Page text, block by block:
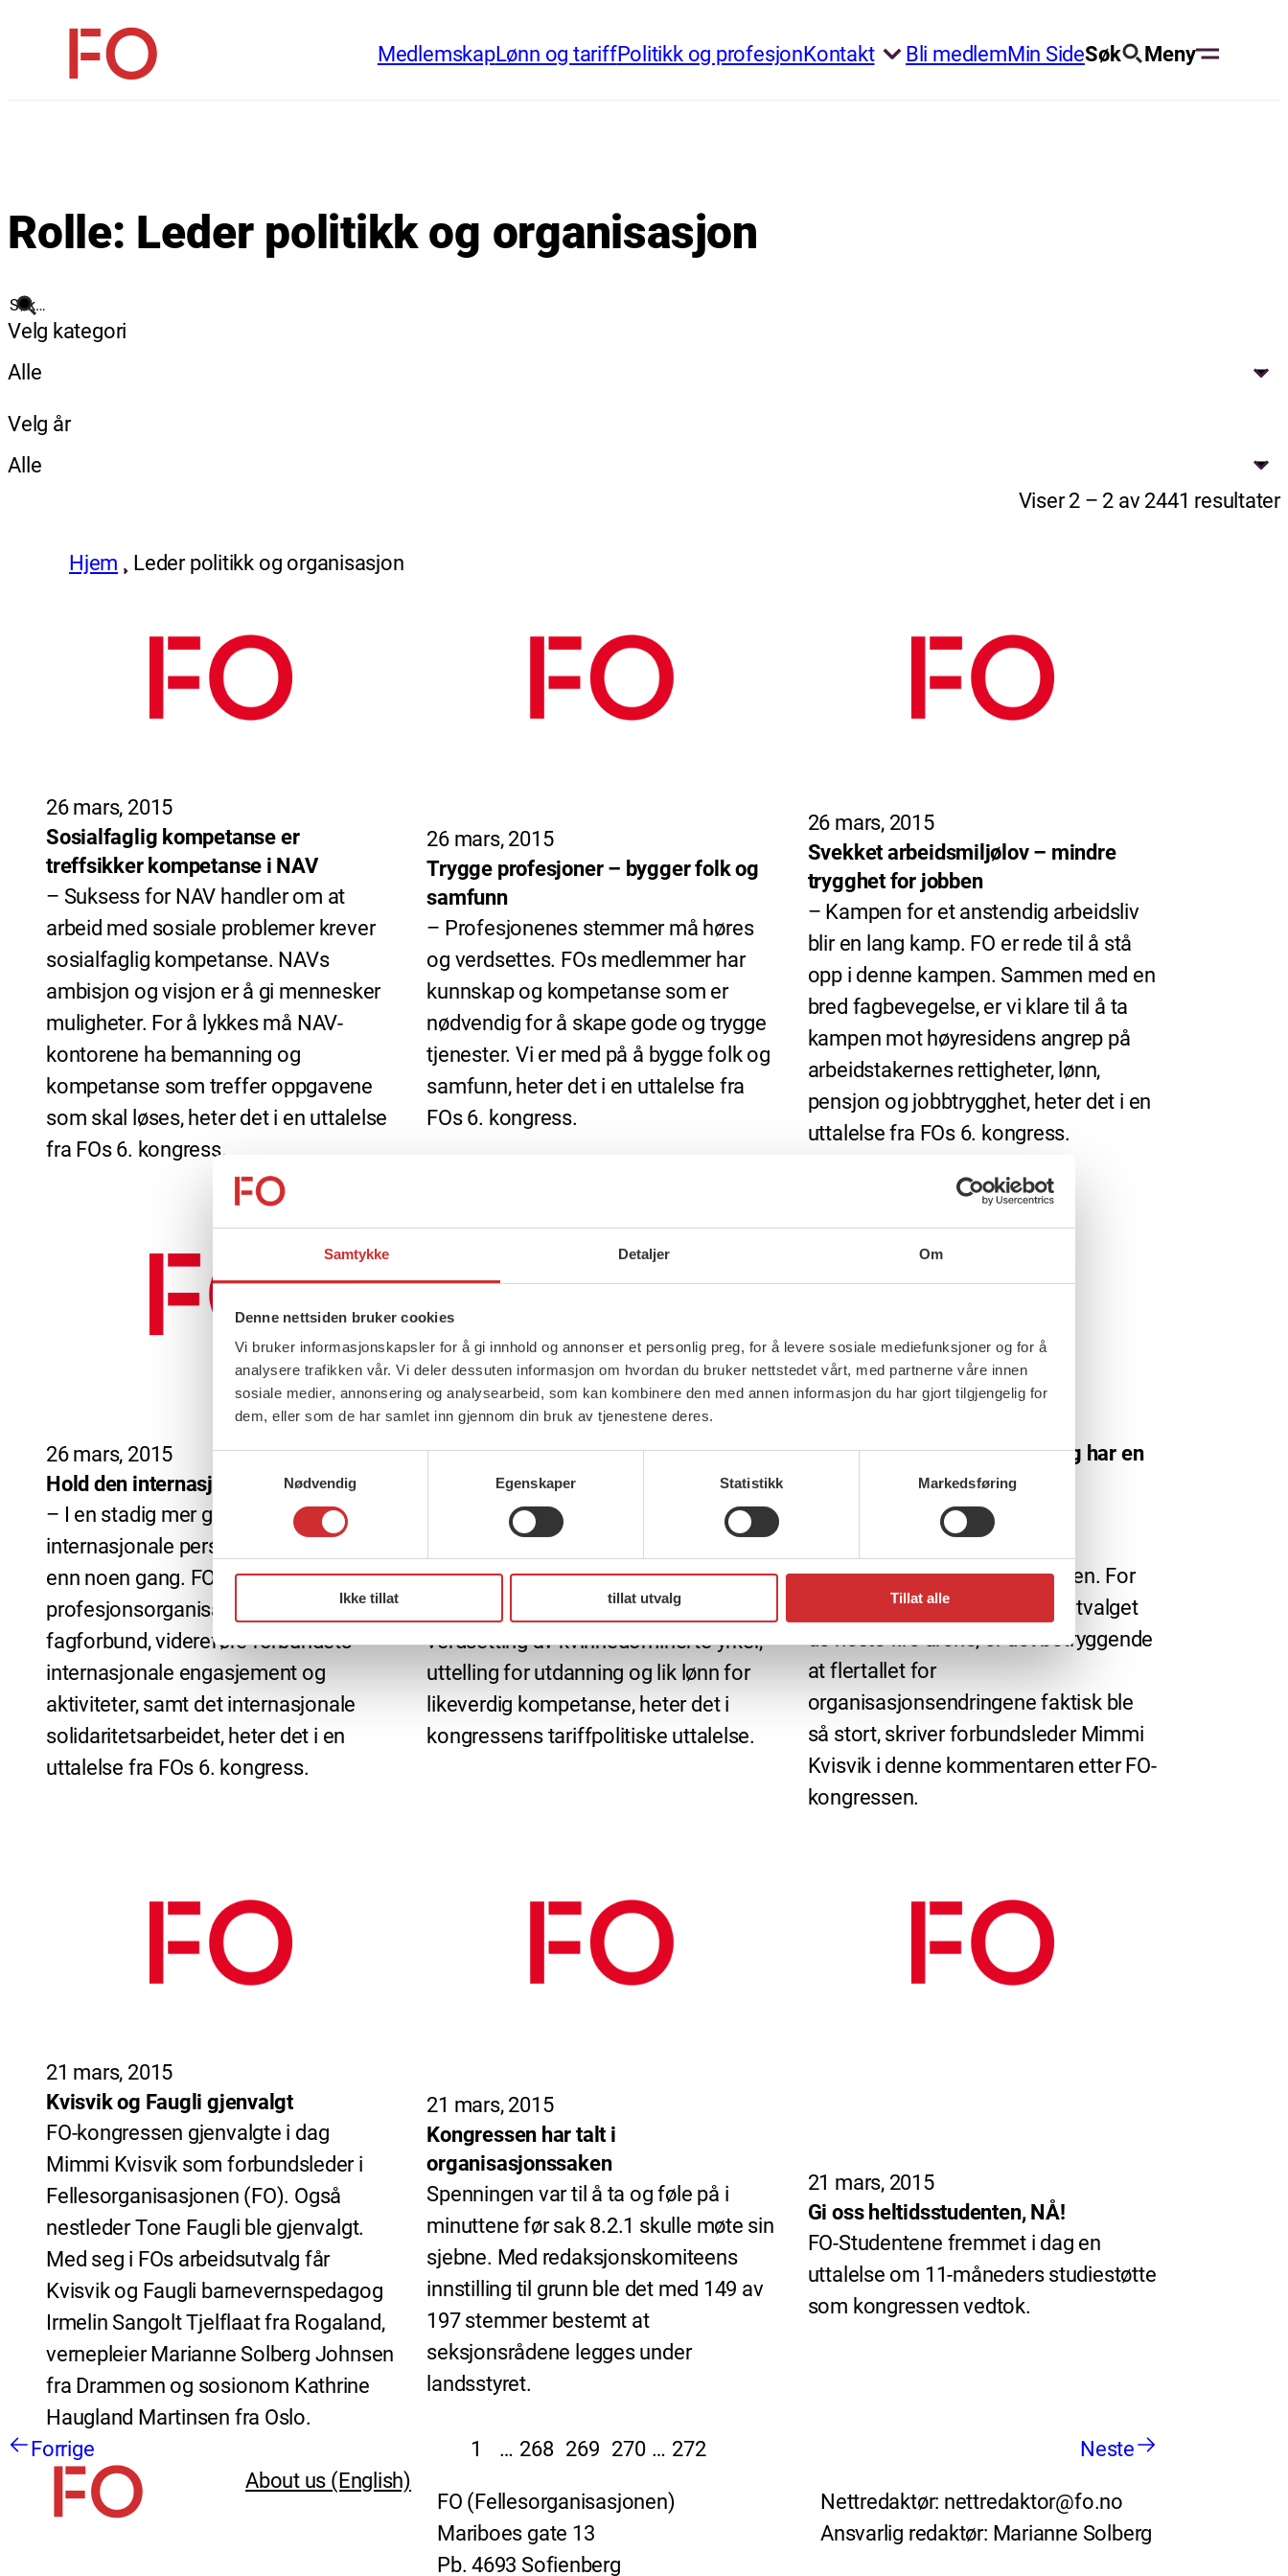
Samtykke Detaljer Om
Denne nettsiden bruker cookies
Vi bruker informasjonskapsler for å gi innhold og annonser et personlig preg, for å levere sosiale mediefunksjoner og for å
analysere trafikken vår. Vi deler dessuten informasjon om hvordan du bruker nettstedet vårt, med partnerne våre innen
sosiale medier, annonsering og analysearbeid, som kan kombinere den med annen informasjon du har gjort tilgjengelig for
dem, eller som de har samlet inn gjennom din bruk av tjenestene deres.
Nødvendig
Egenskaper Statistikk Markedsføring
Ikke tillat tillat utvalg Tillat alle
innholdFO
MedlemskapLønn og tariffPolitikk og profesjonKontakt Bli medlemMin SideSøk Meny
Rolle: Leder politikk og organisasjon
Søk
Velg kategori
Alle
Velg år
Alle
Viser 2 – 2 av 2441 resultater
Hjem Leder politikk og organisasjon
26 mars, 2015
Sosialfaglig kompetanse er
treffsikker kompetanse i NAV
– Suksess for NAV handler om at
arbeid med sosiale problemer krever
sosialfaglig kompetanse. NAVs
ambisjon og visjon er å gi mennesker
muligheter. For å lykkes må NAV-
kontorene ha bemanning og
kompetanse som treffer oppgavene
som skal løses, heter det i en uttalelse
fra FOs 6. kongress.
26 mars, 2015
Trygge profesjoner – bygger folk og
samfunn
– Profesjonenes stemmer må høres
og verdsettes. FOs medlemmer har
kunnskap og kompetanse som er
nødvendig for å skape gode og trygge
tjenester. Vi er med på å bygge folk og
samfunn, heter det i en uttalelse fra
FOs 6. kongress.
26 mars, 2015
Svekket arbeidsmiljølov – mindre
trygghet for jobben
– Kampen for et anstendig arbeidsliv
blir en lang kamp. FO er rede til å stå
opp i denne kampen. Sammen med en
bred fagbevegelse, er vi klare til å ta
kampen mot høyresidens angrep på
arbeidstakernes rettigheter, lønn,
pensjon og jobbtrygghet, heter det i en
uttalelse fra FOs 6. kongress.
26 mars, 2015
Hold den internasjonale fanen høyt!
– I en stadig mer globalisert verden er
internasjonale perspektiver viktigere
enn noen gang. FO vil, både som
profesjonsorganisasjon og
fagforbund, videreføre forbundets
internasjonale engasjement og
aktiviteter, samt det internasjonale
solidaritetsarbeidet, heter det i en
uttalelse fra FOs 6. kongress.
26 mars, 2015
Tariffpolitisk uttalelse
arbeidsliv og en solidarisk og rettferdig
fordeling. Vi vil sikre likelønn gjennom
verdsetting av kvinnedominerte yrker,
uttelling for utdanning og lik lønn for
likeverdig kompetanse, heter det i
kongressens tariffpolitiske uttalelse.
Vi skal stå opp for trygghet og har en
Med et stort flertall stemte
kongressen fram viktige
organisasjonsendringer i helgen. For
oss som skal utgjøre arbeidsutvalget
de neste fire årene, er det betryggende
at flertallet for
organisasjonsendringene faktisk ble
så stort, skriver forbundsleder Mimmi
Kvisvik i denne kommentaren etter FO-
kongressen.
21 mars, 2015
Kvisvik og Faugli gjenvalgt
FO-kongressen gjenvalgte i dag
Mimmi Kvisvik som forbundsleder i
Fellesorganisasjonen (FO). Også
nestleder Tone Faugli ble gjenvalgt.
Med seg i FOs arbeidsutvalg får
Kvisvik og Faugli barnevernspedagog
Irmelin Sangolt Tjelflaat fra Rogaland,
vernepleier Marianne Solberg Johnsen
fra Drammen og sosionom Kathrine
Haugland Martinsen fra Oslo.
21 mars, 2015
Kongressen har talt i
organisasjonssaken
Spenningen var til å ta og føle på i
minuttene før sak 8.2.1 skulle møte sin
sjebne. Med redaksjonskomiteens
innstilling til grunn ble det med 149 av
197 stemmer bestemt at
seksjonsrådene legges under
landsstyret.
21 mars, 2015
Gi oss heltidsstudenten, NÅ!
FO-Studentene fremmet i dag en
uttalelse om 11-måneders studiestøtte
som kongressen vedtok.
Forrige 1 … 268 269 270 … 272
Neste
About us (English)
FO (Fellesorganisasjonen)
Mariboes gate 13
Pb. 4693 Sofienberg
Nettredaktør: nettredaktor@fo.no
Ansvarlig redaktør: Marianne Solberg